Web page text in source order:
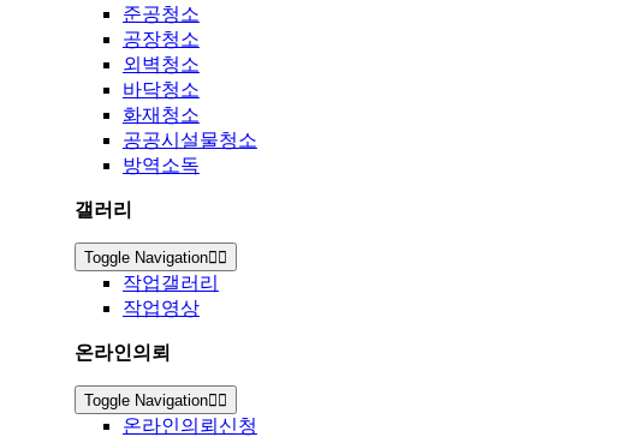
준공청소
공장청소
외벽청소
바닥청소
화재청소
공공시설물청소
방역소독
갤러리
Toggle Navigation
작업갤러리
작업영상
온라인의뢰
Toggle Navigation
온라인의뢰신청